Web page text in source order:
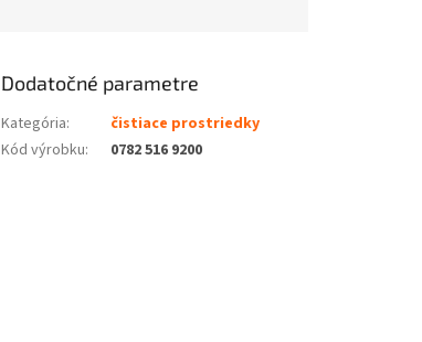
Dodatočné parametre
Kategória:
čistiace prostriedky
Kód výrobku: 0782 516 9200